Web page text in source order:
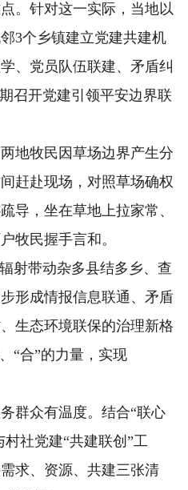
。针对这一实际，当地以
3个乡镇建立党建共建机
、党员队伍联建、矛盾纠
召开党建引领平安边界联
牧民因草场边界产生分
赶赴现场，对照草场确权
导，坐在草地上拉家常、
牧民握手言和。
带动杂多县结多乡、查
形成情报信息联通、矛盾
生态环境联保的治理新格
“合”的力量，实现
众有温度。结合“联心
社党建“共建联创”工
求、资源、共建三张清